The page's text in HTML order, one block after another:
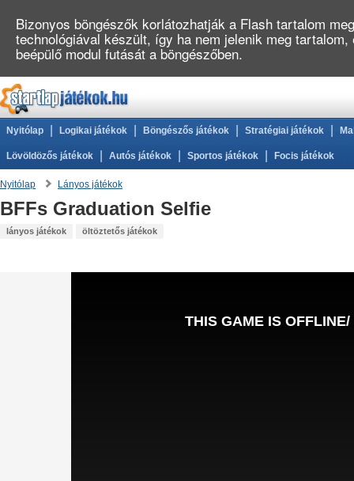
Nyitólap Logikai játékok Böngészős játékok Stratégiai játékok
Lövöldözős játékok Autós játékok Sportos játékok Focis játékok
Nyitólap Lányos játékok
BFFs Graduation Selfie
lányos játékok öltöztetős játékok
Bizonyos böngészők korlátozhatják a Flash tartalom
technológiával készült, így ha nem jelenik meg
beépülő modul futását a böngészőben.